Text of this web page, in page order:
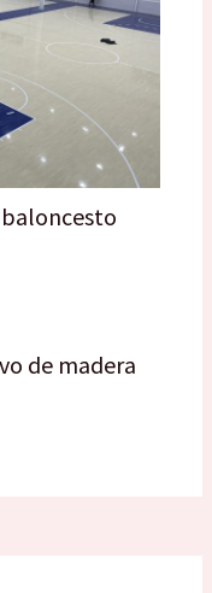
de madera